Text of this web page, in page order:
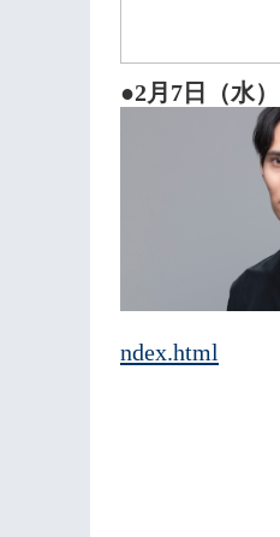
●2月7日（水
ndex.html